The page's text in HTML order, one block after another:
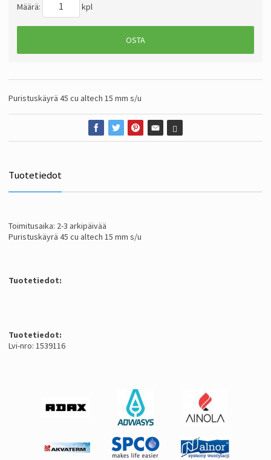
Määrä: kpl
OSTA
Puristuskäyrä 45 cu altech 15 mm s/u
Tuotetiedot
Toimitusaika: 2-3 arkipäivää
Puristuskäyrä 45 cu altech 15 mm s/u
Tuotetiedot:
Tuotetiedot:
Lvi-nro: 1539116